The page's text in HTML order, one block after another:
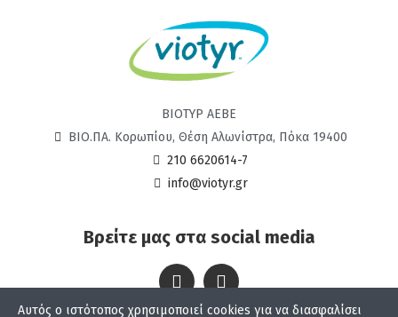
ΒΙΟΤΥΡ ΑΕΒΕ
ΒΙΟ.ΠΑ. Κορωπίου, Θέση Αλωνίστρα, Πόκα 19400
210 6620614-7
info@viotyr.gr
Βρείτε μας στα social media
Αυτός ο ιστότοπος χρησιμοποιεί cookies για να διασφαλίσει